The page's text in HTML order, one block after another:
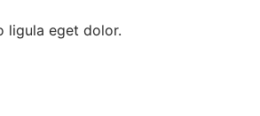
ligula eget dolor.